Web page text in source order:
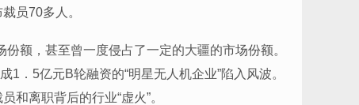
员70多人。
额，甚至曾一度侵占了一定的大疆的市场份额。
．5亿元B轮融资的“明星无人机企业”陷入风波。
和离职背后的行业“虚火”。